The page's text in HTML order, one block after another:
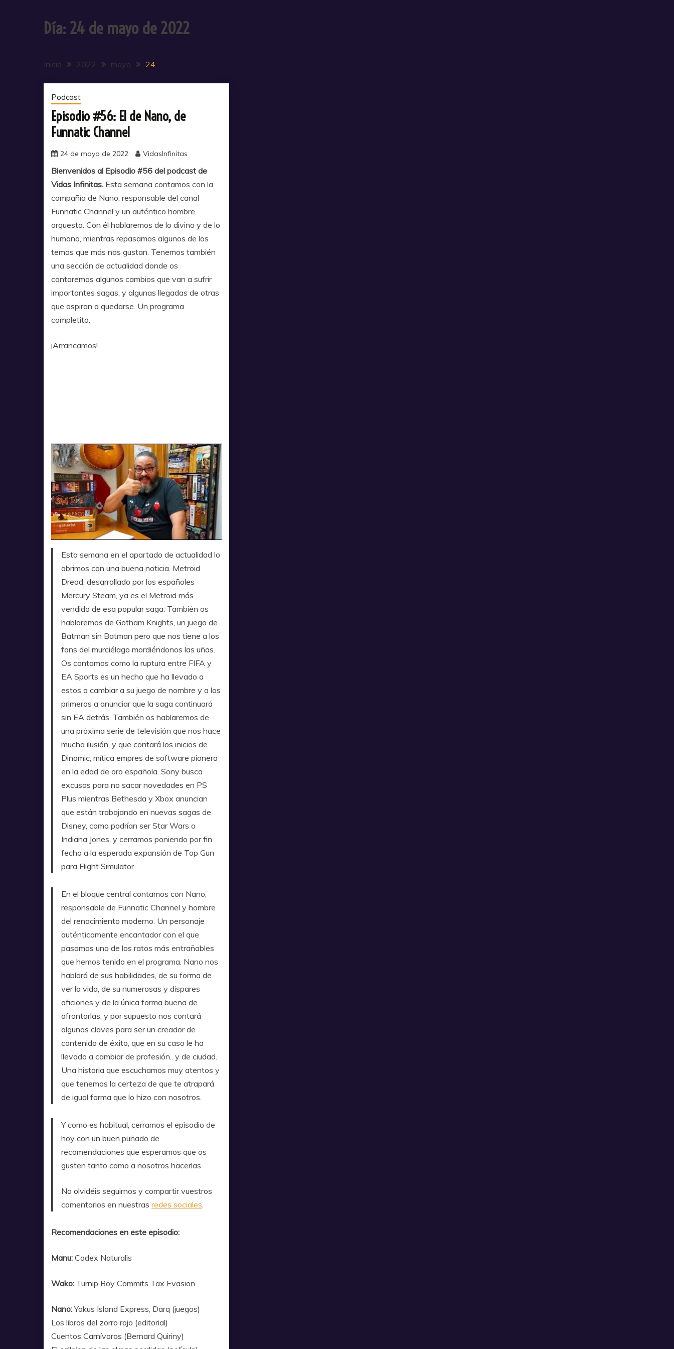
Día: 24 de mayo de 2022
Inicio 2022 mayo 24
Podcast
Episodio #56: El de Nano, de
Funnatic Channel
24 de mayo de 2022 VidasInfinitas
Bienvenidos al Episodio #56 del podcast de
Vidas Infinitas. Esta semana contamos con la
compañía de Nano, responsable del canal
Funnatic Channel y un auténtico hombre
orquesta. Con él hablaremos de lo divino y de lo
humano, mientras repasamos algunos de los
temas que más nos gustan. Tenemos también
una sección de actualidad donde os
contaremos algunos cambios que van a sufrir
importantes sagas, y algunas llegadas de otras
que aspiran a quedarse. Un programa
completito.
¡Arrancamos!
Esta semana en el apartado de actualidad lo
abrimos con una buena noticia. Metroid
Dread, desarrollado por los españoles
Mercury Steam, ya es el Metroid más
vendido de esa popular saga. También os
hablaremos de Gotham Knights, un juego de
Batman sin Batman pero que nos tiene a los
fans del murciélago mordiéndonos las uñas.
Os contamos como la ruptura entre FIFA y
EA Sports es un hecho que ha llevado a
estos a cambiar a su juego de nombre y a los
primeros a anunciar que la saga continuará
sin EA detrás. También os hablaremos de
una próxima serie de televisión que nos hace
mucha ilusión, y que contará los inicios de
Dinamic, mítica empres de software pionera
en la edad de oro española. Sony busca
excusas para no sacar novedades en PS
Plus mientras Bethesda y Xbox anuncian
que están trabajando en nuevas sagas de
Disney, como podrían ser Star Wars o
Indiana Jones, y cerramos poniendo por fin
fecha a la esperada expansión de Top Gun
para Flight Simulator.
En el bloque central contamos con Nano,
responsable de Funnatic Channel y hombre
del renacimiento moderno. Un personaje
auténticamente encantador con el que
pasamos uno de los ratos más entrañables
que hemos tenido en el programa. Nano nos
hablará de sus habilidades, de su forma de
ver la vida, de su numerosas y dispares
aficiones y de la única forma buena de
afrontarlas, y por supuesto nos contará
algunas claves para ser un creador de
contenido de éxito, que en su caso le ha
llevado a cambiar de profesión.. y de ciudad.
Una historia que escuchamos muy atentos y
que tenemos la certeza de que te atrapará
de igual forma que lo hizo con nosotros.
Y como es habitual, cerramos el episodio de
hoy con un buen puñado de
recomendaciones que esperamos que os
gusten tanto como a nosotros hacerlas.
No olvidéis seguirnos y compartir vuestros
comentarios en nuestras redes sociales
Recomendaciones en este episodio:
Manu: Codex Naturalis
Wako: Turnip Boy Commits Tax Evasion
Nano:Yokus Island Express, Darq (juegos)
Los libros del zorro rojo (editorial)
Cuentos Carnívoros (Bernard Quiriny)